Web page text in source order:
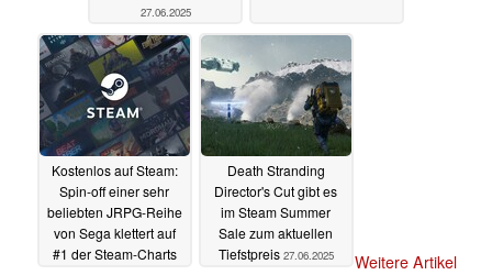
27.06.2025
Kostenlos auf Steam:
Spin-off einer sehr
beliebten JRPG-Reihe
von Sega klettert auf
#1 der Steam-Charts
Death Stranding
Director's Cut gibt es
im Steam Summer
Sale zum aktuellen
Tiefstpreis 27.06.2025
Weitere Artikel